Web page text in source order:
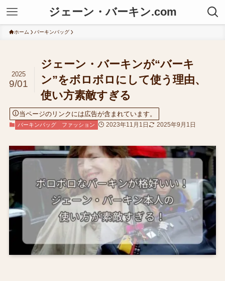
ジェーン・バーキン.com
ホーム バーキンバッグ
ジェーン・バーキンが“バーキ
ン”をボロボロにして使う理由、
使い方素敵すぎる
2025
9/01
当ページのリンクには広告が含まれています。
バーキンバッグ ファッション 2023年11月1日 2025年9月1日